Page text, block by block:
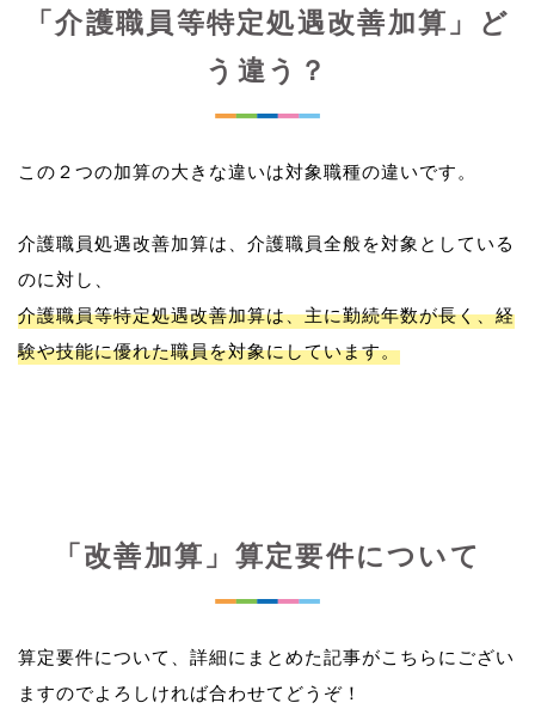
「介護職員等特定処遇改善加算」ど
う違う？
この２つの加算の大きな違いは対象職種の違いです。
介護職員処遇改善加算は、介護職員全般を対象としている
介護職員等特定処遇改善加算は、主に勤続年数が長く、経
験や技能に優れた職員を対象にしています。
「改善加算」算定要件について
算定要件について、詳細にまとめた記事がこちらにござい
ますのでよろしければ合わせてどうぞ！